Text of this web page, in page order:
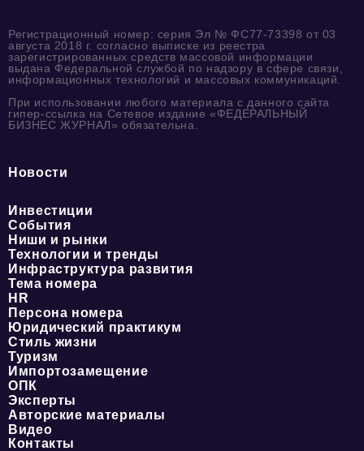
Регистрационный номер: серия Эл № ФС77-73398 от 03
августа 2018 г. согласно выписке из реестра
зарегистрированных средств массовой информации
выдана Федеральной службой по надзору в сфере связи,
информационных технологий и массовых коммуникаций.
При использовании любого материала с данного сайта
гипер-ссылка на Сетевое издание «ФЕДЕРАЛЬНЫЙ
БИЗНЕС ЖУРНАЛ» обязательна.
Новости
Инвестиции
События
Ниши и рынки
Технологии и тренды
Инфраструктура развития
Тема номера
HR
Персона номера
Юридический практикум
Стиль жизни
Туризм
Импортозамещение
ОПК
Эксперты
Авторские материалы
Видео
Контакты